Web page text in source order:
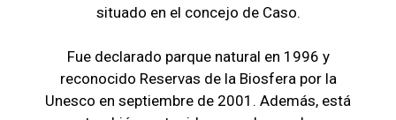
situado en el concejo de Caso.
Fue declarado parque natural en 1996 y
reconocido Reservas de la Biosfera por la
Unesco en septiembre de 2001. Además, está